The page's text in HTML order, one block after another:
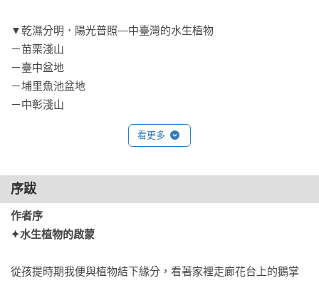
▼乾濕分明．陽光普照—中臺灣的水生植物
－苗栗淺山
－臺中盆地
－埔里魚池盆地
－中彰淺山
－高屏淺山
－恆春半島
▼山高海闊．風起雲來—東臺灣的水生植物
－花東海岸
看更多
序跋
作者序
✦水生植物的啟蒙
從孩提時期我便與植物結下緣分，看著家裡走廊花台上的鵝掌